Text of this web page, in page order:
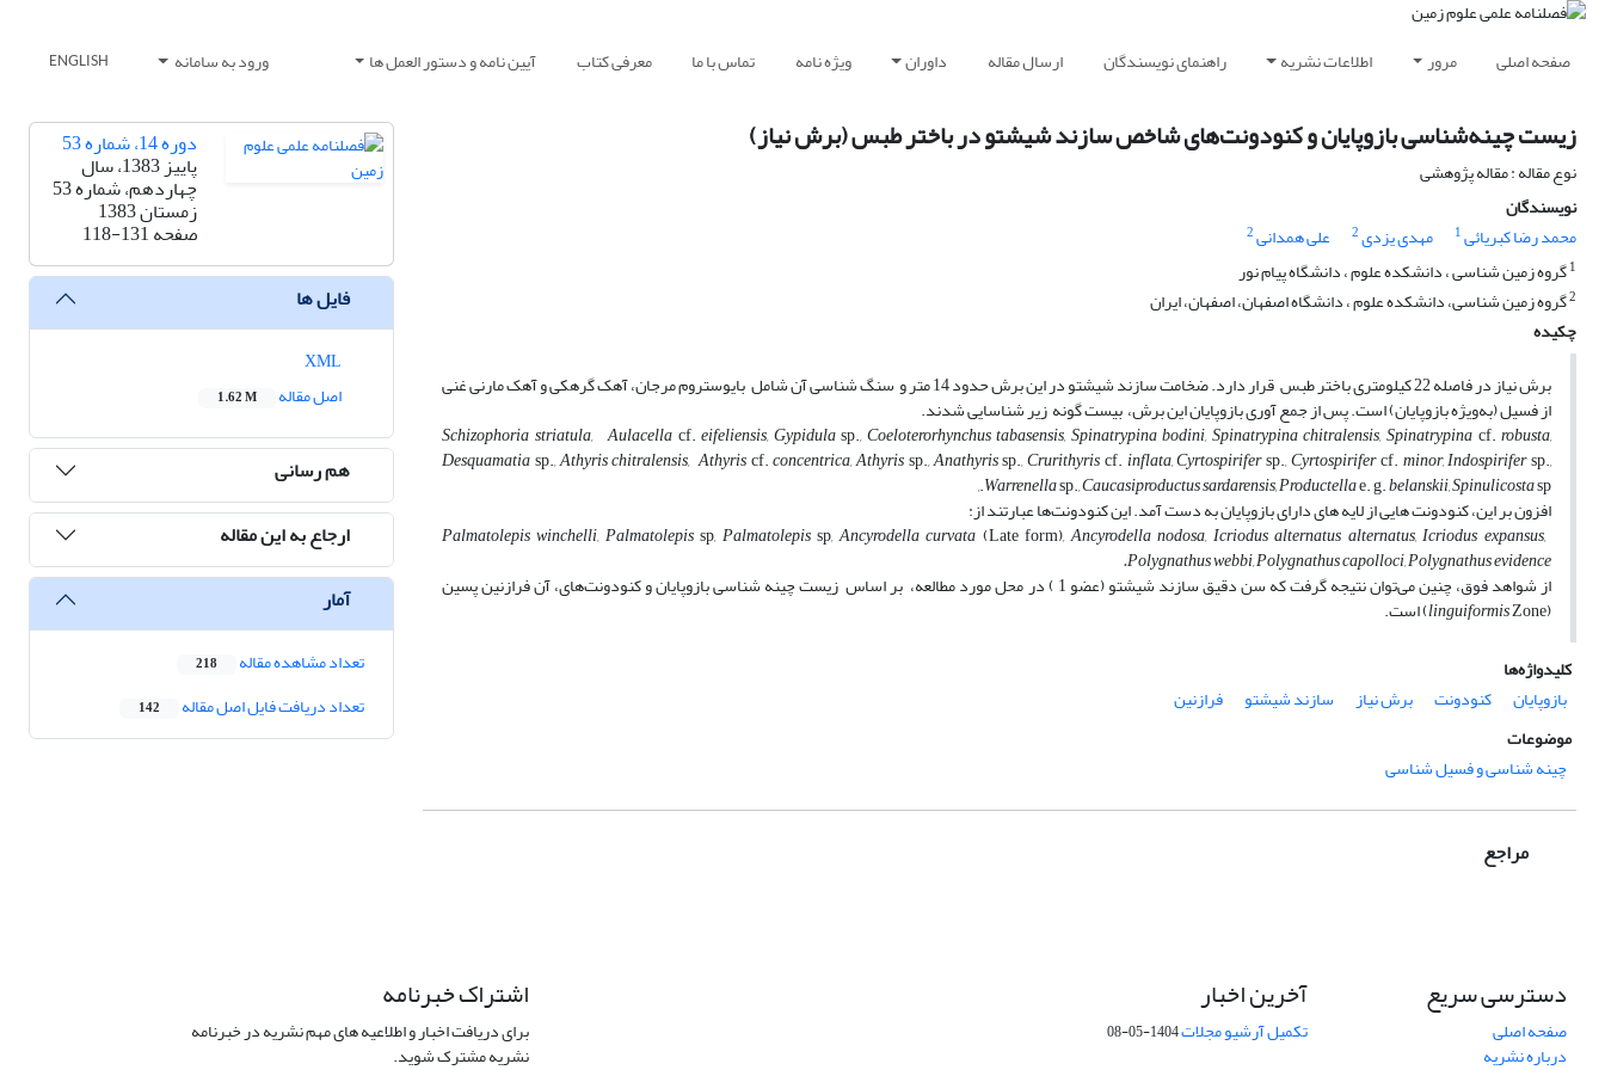
صفحه اصلی مرور اطلاعات نشریه راهنمای نویسندگان ارسال مقاله داوران ویژه نامه تماس با ما معرفی کتاب آیین نامه و دستور العمل ها ورود به سامانه ENGLISH
زیست چینه‌شناسی بازوپایان و کنودونت‌های شاخص سازند شیشتو در باختر طبس (برش نیاز)
نوع مقاله : مقاله پژوهشی
نویسندگان
محمد رضا کبریائی1 مهدی یزدی2 علی همدانی2
1گروه زمین شناسی ، دانشکده علوم ، دانشگاه پیام نور
2گروه زمین ‍‌شناسی، دانشکده علوم ، دانشگاه اصفهان، اصفهان، ایران
چکیده
برش نیاز در فاصله 22 کیلومتری باختر طبس قرار دارد. ضخامت سازند شیشتو در این برش حدود 14 متر و سنگ شناسی آن شامل بایوستروم مرجان، آهک گرهکی‌ و آهک مارنی غنی
از فسیل (به‌ویژه بازوپایان) است. پس از جمع آوری بازوپایان این برش، بیست گونه زیر شناسایی شدند.
Schizophoria striatula, Aulacellacf.eifeliensis, Gypidulasp., Coeloterorhynchus tabasensis, Spinatrypina bodini, Spinatrypina chitralensis, Spinatrypinacf.robusta,
Desquamatiasp., Athyris chitralensis, Athyriscf.concentrica, Athyrissp., Anathyrissp., Crurithyriscf.inflata, Cyrtospirifersp., Cyrtospirifercf.minor, Indospirifersp.,
Warrenellasp., Caucasiproductus sardarensis, Productellae. g.belanskii, Spinulicostasp.
,
افزون بر این، کنودونت هایی از لایه های دارای بازوپایان به دست آمد. این کنودونت‌ها عبارتند از:
Palmatolepis winchelli, Palmatolepissp, Palmatolepissp, Ancyrodella curvata (Late form), Ancyrodella nodosa, Icriodus alternatus alternatus, Icriodus expansus,
Polygnathus webbi, Polygnathus capolloci, Polygnathus evidence.
از شواهد فوق، چنین می‌توان نتیجه گرفت که سن دقیق سازند شیشتو (عضو 1 ) در محل مورد مطالعه، بر اساس زیست چینه شناسی بازوپایان و کنودونت‌های، آن فرازنین پسین
(
linguiformisZone) است.
کلیدواژه‌ها
بازوپایان
کنودونت برش نیاز سازند شیشتو
فرازنین
موضوعات
چینه شناسی و فسیل شناسی
مراجع
دوره 14، شماره 53
پاییز 1383، سال
چهاردهم، شماره 53
زمستان 1383
صفحه118-131
فایل ها
اصل مقاله
1.62 M
هم رسانی
ارجاع به این مقاله
آمار
تعداد مشاهده مقاله 218
تعداد دریافت فایل اصل مقاله 142
دسترسی سریع
صفحه اصلی
درباره نشریه
آخرین اخبار
تکمیل آرشیو مجلات1404-05-08
اشتراک خبرنامه
برای دریافت اخبار و اطلاعیه های مهم نشریه در خبرنامه
نشریه مشترک شوید.